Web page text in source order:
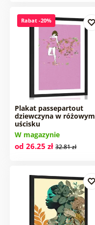
Rabat -20%
Plakat passepartout
dziewczyna w różowym
uścisku
W magazynie
od 26.25 zł 32.81 zł